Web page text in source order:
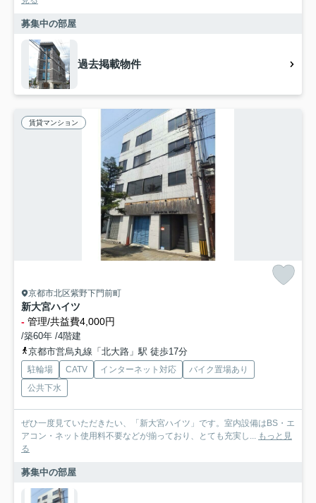
募集中の部屋
過去掲載物件
賃貸マンション
京都市北区紫野下門前町
新大宮ハイツ
- 管理/共益費4,000円
/築60年 /4階建
京都市営烏丸線「北大路」駅 徒歩17分
駐輪場 CATV インターネット対応
バイク置場あり
公共下水
ぜひ一度見ていただきたい、「新大宮ハイツ」です。室内設備はBS・エ
アコン・ネット使用料不要などが揃っており、とても充実し...
もっと見
る
募集中の部屋